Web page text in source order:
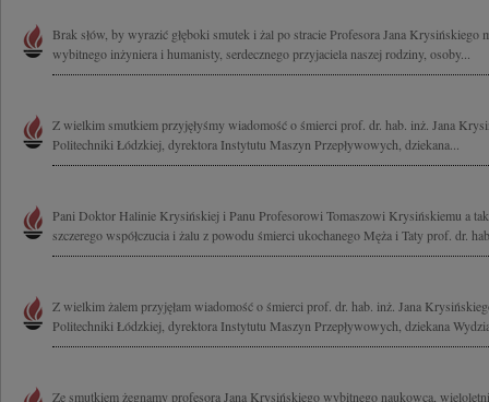
Brak słów, by wyrazić głęboki smutek i żal po stracie Profesora Jana Krysińskiego
wybitnego inżyniera i humanisty, serdecznego przyjaciela naszej rodziny, osoby...
Z wielkim smutkiem przyjęłyśmy wiadomość o śmierci prof. dr. hab. inż. Jana
Politechniki Łódzkiej, dyrektora Instytutu Maszyn Przepływowych, dziekana...
Pani Doktor Halinie Krysińskiej i Panu Profesorowi Tomaszowi Krysińskiemu a
szczerego współczucia i żalu z powodu śmierci ukochanego Męża i Taty prof. dr.
Z wielkim żalem przyjęłam wiadomość o śmierci prof. dr. hab. inż. Jana
Politechniki Łódzkiej, dyrektora Instytutu Maszyn Przepływowych, dziekana
Ze smutkiem żegnamy profesora Jana Krysińskiego wybitnego naukowca,